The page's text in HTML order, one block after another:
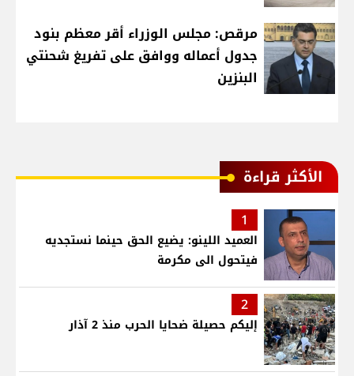
مرقص: مجلس الوزراء أقر معظم بنود
جدول أعماله ووافق على تفريغ شحنتي
البنزين
الأكثر قراءة
1
العميد اللينو: يضيع الحق حينما نستجديه
فيتحول الى مكرمة
2
إليكم حصيلة ضحايا الحرب منذ 2 آذار